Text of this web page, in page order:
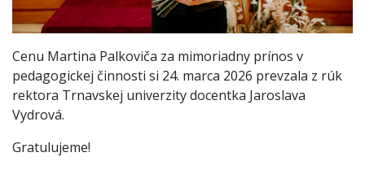
Cenu Martina Palkoviča za mimoriadny prínos v
pedagogickej činnosti si 24. marca 2026 prevzala z rúk
rektora Trnavskej univerzity docentka Jaroslava
Vydrová.
Gratulujeme!